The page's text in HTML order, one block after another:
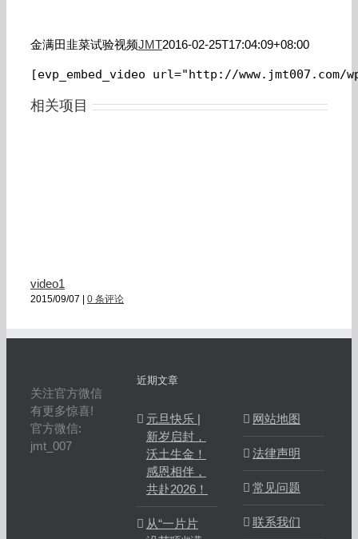
金满田韭菜试验视频JMT2016-02-25T17:04:09+08:00
[evp_embed_video url="http://
相关项目
video1
2015/09/07 0 条评论
关注官方微信
有更多惊喜!
官方微信:
jmt_007
近期文章
元旦快乐 |
新岁启封，
沃土生金！
感恩相伴，
共赴2026！
从“一片片
网站地图
法律声明
常见问题
联系我们